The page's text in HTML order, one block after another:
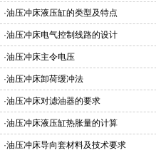
·油压冲床液压缸的类型及特点
·油压冲床电气控制线路的设计
·油压冲床主令电压
·油压冲床卸荷缓冲法
·油压冲床对滤油器的要求
·油压冲床液压缸热胀量的计算
·油压冲床导向套材料及技术要求